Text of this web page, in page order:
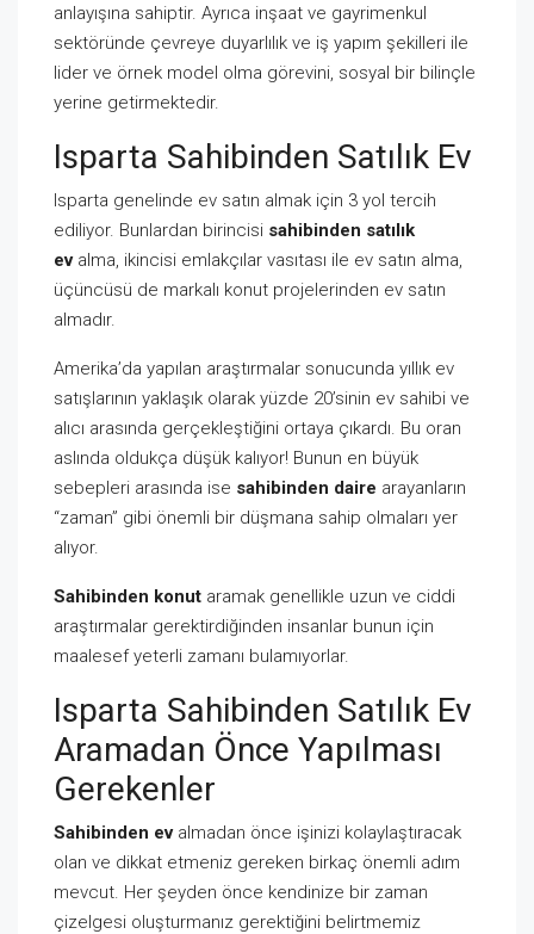
anlayışına sahiptir. Ayrıca inşaat ve gayrimenkul
sektöründe çevreye duyarlılık ve iş yapım şekilleri ile
lider ve örnek model olma görevini, sosyal bir bilinçle
yerine getirmektedir.
Isparta Sahibinden Satılık Ev
Isparta genelinde ev satın almak için 3 yol tercih
ediliyor. Bunlardan birincisi sahibinden satılık
evalma, ikincisi emlakçılar vasıtası ile ev satın alma,
üçüncüsü de markalı konut projelerinden ev satın
almadır.
Amerika’da yapılan araştırmalar sonucunda yıllık ev
satışlarının yaklaşık olarak yüzde 20’sinin ev sahibi ve
alıcı arasında gerçekleştiğini ortaya çıkardı. Bu oran
aslında oldukça düşük kalıyor! Bunun en büyük
sebepleri arasında ise sahibinden daire arayanların
“zaman” gibi önemli bir düşmana sahip olmaları yer
alıyor.
Sahibinden konut aramak genellikle uzun ve ciddi
araştırmalar gerektirdiğinden insanlar bunun için
maalesef yeterli zamanı bulamıyorlar.
Isparta Sahibinden Satılık Ev
Aramadan Önce Yapılması
Gerekenler
Sahibinden evalmadan önce işinizi kolaylaştıracak
olan ve dikkat etmeniz gereken birkaç önemli adım
mevcut. Her şeyden önce kendinize bir zaman
çizelgesi oluşturmanız gerektiğini belirtmemiz